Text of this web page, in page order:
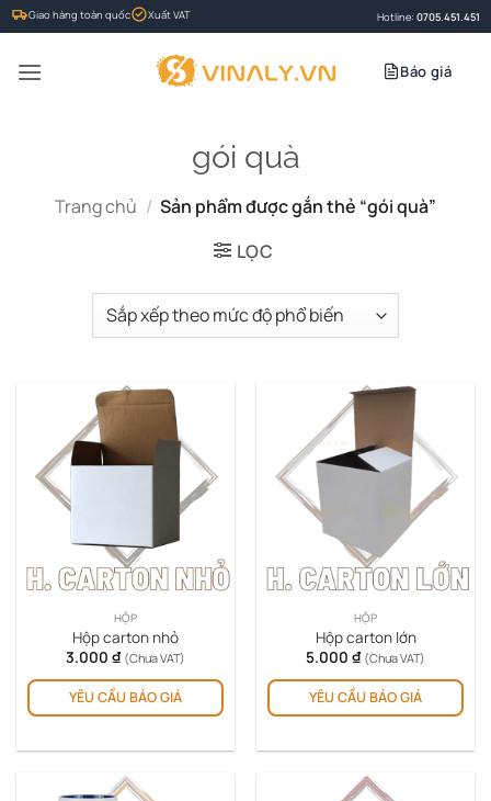
Bỏ
qua
nội
Giao hàng toàn quốc Xuất VAT Hotline: 0705.451.451
Báo giá
gói quà
Trang chủ / Sản phẩm được gắn thẻ “gói quà”
LỌC
HỘP
Hộp carton nhỏ
3.000 ₫ (Chưa VAT)
YÊU CẦU BÁO GIÁ
HỘP
Hộp carton lớn
5.000 ₫ (Chưa VAT)
YÊU CẦU BÁO GIÁ